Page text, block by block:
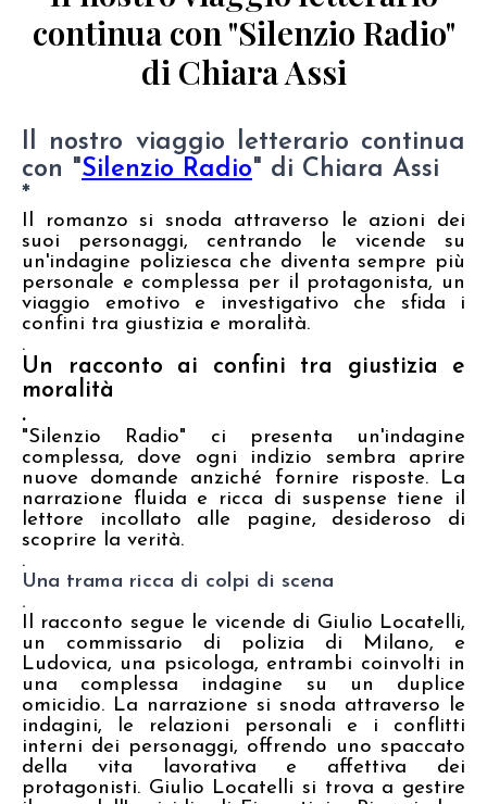
continua con "Silenzio Radio"
di Chiara Assi
Il nostro viaggio letterario continua
con "Silenzio Radio" di Chiara Assi
*
Il romanzo si snoda attraverso le azioni dei
suoi personaggi, centrando le vicende su
un'indagine poliziesca che diventa sempre più
personale e complessa per il protagonista, un
viaggio emotivo e investigativo che sfida i
confini tra giustizia e moralità.
.
Un racconto ai confini tra giustizia e
moralità
.
"Silenzio Radio" ci presenta un'indagine
complessa, dove ogni indizio sembra aprire
nuove domande anziché fornire risposte. La
narrazione fluida e ricca di suspense tiene il
lettore incollato alle pagine, desideroso di
scoprire la verità.
.
Una trama ricca di colpi di scena
.
Il racconto segue le vicende di Giulio Locatelli,
un commissario di polizia di Milano, e
Ludovica, una psicologa, entrambi coinvolti in
una complessa indagine su un duplice
omicidio. La narrazione si snoda attraverso le
indagini, le relazioni personali e i conflitti
interni dei personaggi, offrendo uno spaccato
della vita lavorativa e affettiva dei
protagonisti. Giulio Locatelli si trova a gestire